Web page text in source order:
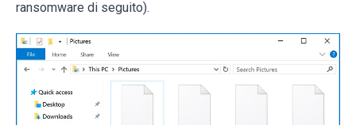
ransomware di seguito).